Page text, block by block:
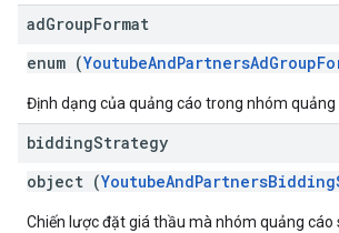
adGroupFormat
enum (
Định dạng của quảng cáo trong nhóm quảng
biddingStrategy
object (
Chiến lược đặt giá thầu mà nhóm quảng cáo